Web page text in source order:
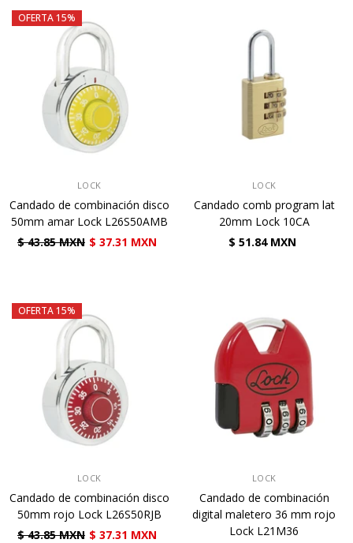
OFERTA 15%
LOCK
Candado de combinación disco
50mm amar Lock L26S50AMB
$ 43.85 MXN $ 37.31 MXN
LOCK
Candado comb program lat
20mm Lock 10CA
$ 51.84 MXN
OFERTA 15%
LOCK
Candado de combinación disco
50mm rojo Lock L26S50RJB
$ 43.85 MXN $ 37.31 MXN
LOCK
Candado de combinación
digital maletero 36 mm rojo
Lock L21M36